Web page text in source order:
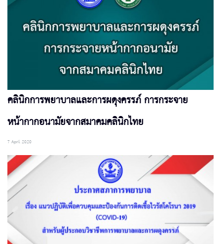
คลินิกการพยาบาลและการผดุงครรภ์ การกระจาย
หน้ากากอนามัยจากสมาคมคลินิกไทย
7 April 2020